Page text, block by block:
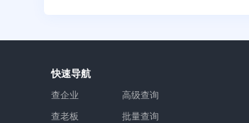
快速导航
查企业
查老板
高级查询
批量查询